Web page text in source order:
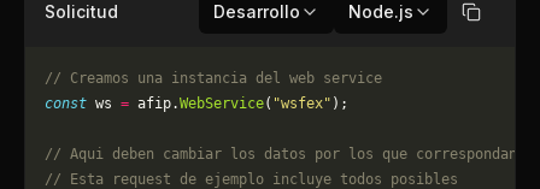
Solicitud Desarrollo Node.js Copiar
// Creamos una instancia del web service
const ws = afip.WebService( "wsfex" );
// Aqui deben cambiar los datos por los que correspondan.
// Esta request de ejemplo incluye todos posibles